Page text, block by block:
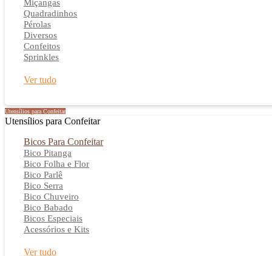
Miçangas
Quadradinhos
Pérolas
Diversos
Confeitos
Sprinkles
Ver tudo
Utensílios para Confeitar
Utensílios para Confeitar
Bicos Para Confeitar
Bico Pitanga
Bico Folha e Flor
Bico Parlê
Bico Serra
Bico Chuveiro
Bico Babado
Bicos Especiais
Acessórios e Kits
Ver tudo